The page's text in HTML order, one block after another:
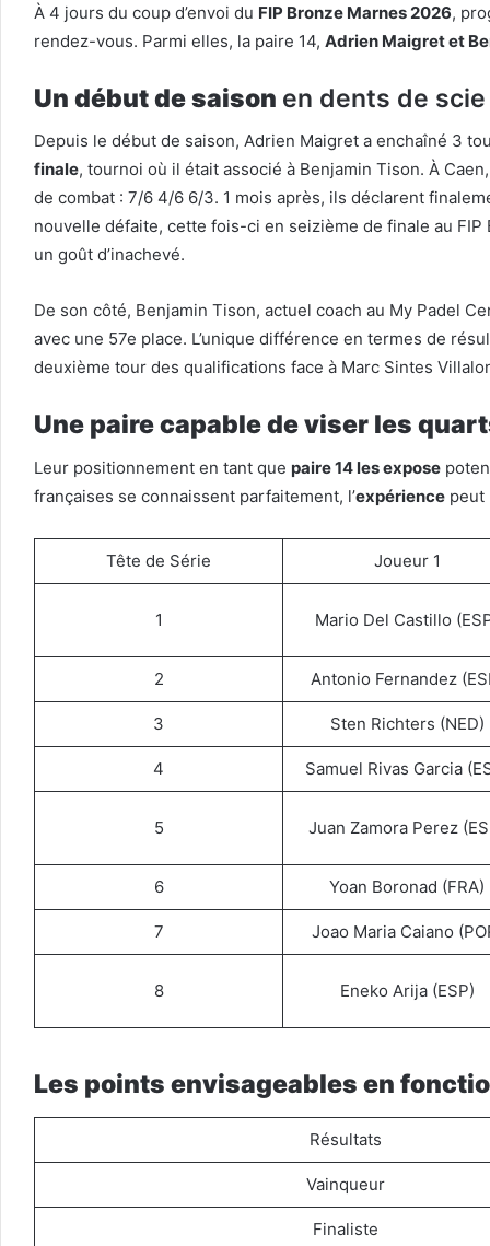
À 4 jours du coup d’envoi du FIP Bronze Marnes 2026,
rendez-vous. Parmi elles, la paire 14, Adrien Maigret et
Un début de saison en dents de scie
Depuis le début de saison, Adrien Maigret a enchaîné 3
finale, tournoi où il était associé à Benjamin Tison. À
de combat : 7/6 4/6 6/3. 1 mois après, ils déclarent
nouvelle défaite, cette fois-ci en seizième de finale au
un goût d’inachevé.
De son côté, Benjamin Tison, actuel coach au My Padel
avec une 57e place. L’unique différence en termes de
deuxième tour des qualifications face à Marc Sintes
Une paire capable de viser les
Leur positionnement en tant que paire 14 les expose
françaises se connaissent parfaitement, l’expérience peut
Tête de Série Joueur 1
1 Mario Del Castillo
2 Antonio Fernandez
3 Sten Richters (NED)
4 Samuel Rivas Garcia
5 Juan Zamora Perez
6 Yoan Boronad (FRA)
7 Joao Maria Caiano
8 Eneko Arija (ESP)
Les points envisageables en
Résultats
Vainqueur
Finaliste